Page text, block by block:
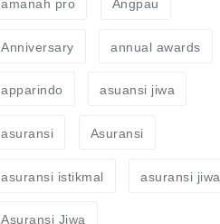
amanah pro Angpau
Anniversary annual awards
apparindo asuansi jiwa
asuransi Asuransi
asuransi istikmal asuransi jiwa
Asuransi Jiwa